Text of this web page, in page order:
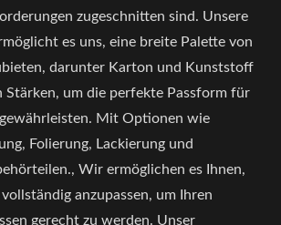
zugeschnitten sind. Unsere
es uns, eine breite Palette von
darunter Karton und Kunststoff
Stärken, um die perfekte Passform für
gewährleisten. Mit Optionen wie
Folierung, Lackierung und
Wir ermöglichen es Ihnen,
vollständig anzupassen, um Ihren
gerecht zu werden. Unser